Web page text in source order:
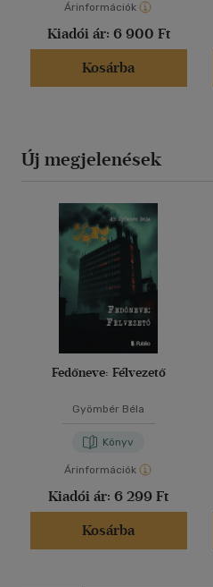
Árinformációk
Kiadói ár: 6 900 Ft
Kosárba
Új megjelenések
Fedőneve: Félvezető
Gyömbér Béla
Könyv
Árinformációk
Kiadói ár: 6 299 Ft
Kosárba